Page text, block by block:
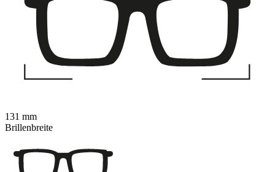
131 mm
Brillenbreite